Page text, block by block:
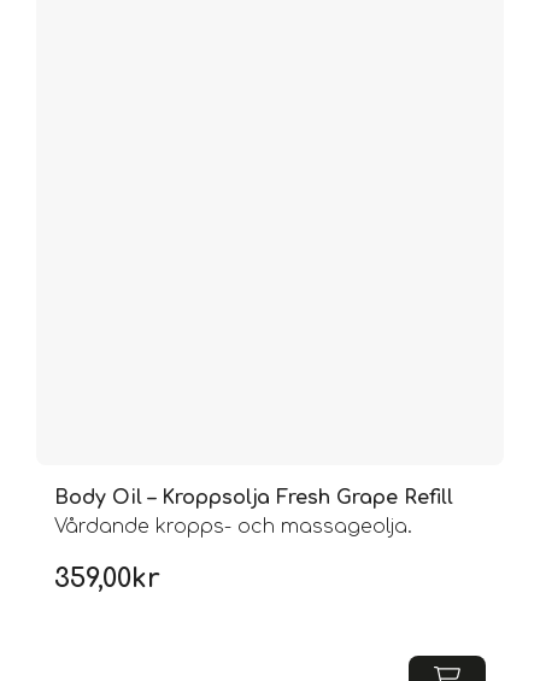
Body Oil – Kroppsolja Fresh Grape Refill
Vårdande kropps- och massageolja.
359,00kr